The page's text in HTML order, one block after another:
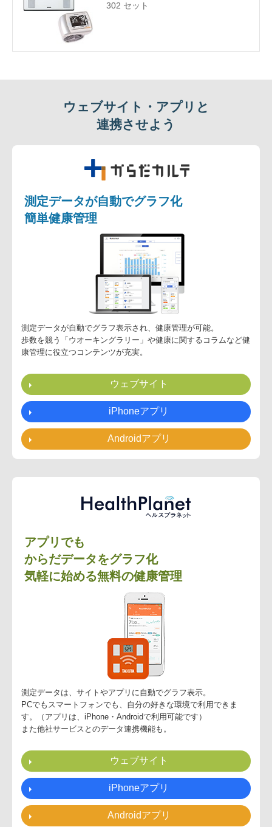
302 セット
ウェブサイト・アプリと
連携させよう
測定データが自動でグラフ化
簡単健康管理
測定データが自動でグラフ表示され、健康管理が可能。
歩数を競う「ウオーキングラリー」や健康に関するコラムなど健
康管理に役立つコンテンツが充実。
ウェブサイト
iPhoneアプリ
Androidアプリ
アプリでも
からだデータをグラフ化
気軽に始める無料の健康管理
測定データは、サイトやアプリに自動でグラフ表示。
PCでもスマートフォンでも、自分の好きな環境で利用できま
す。（アプリは、iPhone・Androidで利用可能です）
また他社サービスとのデータ連携機能も。
ウェブサイト
iPhoneアプリ
Androidアプリ